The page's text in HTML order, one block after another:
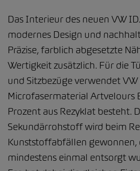
Das Interieur des neuen VW
modernes Design und
Präzise, farblich abgesetzte
Wertigkeit zusätzlich. Für die
und Sitzbezüge verwendet VW
Microfasermaterial Artvelours
Prozent aus Rezyklat besteht.
Sekundärrohstoff wird beim
Kunststoffabfällen gewonnen,
mindestens einmal entsorgt